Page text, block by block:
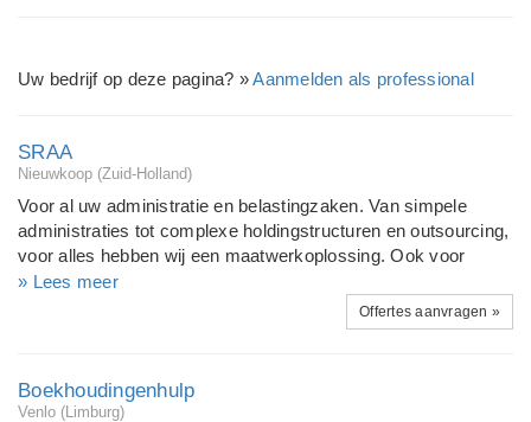
Uw bedrijf op deze pagina? »Aanmelden als professional
SRAA
Nieuwkoop (Zuid-Holland)
Voor al uw administratie en belastingzaken. Van simpele
administraties tot complexe holdingstructuren en outsourcing,
voor alles hebben wij een maatwerkoplossing. Ook voor
salarisadministratie bent u bij ons aan het juiste adres. Onze
diensten omvatten alles op administratief - en fiscaal gebied.
Kijk op onze site voor een uitgebreide omschrijving van al
SRaa: wel de kennis en kunde maar niet de kosten van de
grote accountantskantoren! Uw financiële huisarts!
» Lees meer
Offertes aanvragen »
Boekhoudingenhulp
Venlo (Limburg)